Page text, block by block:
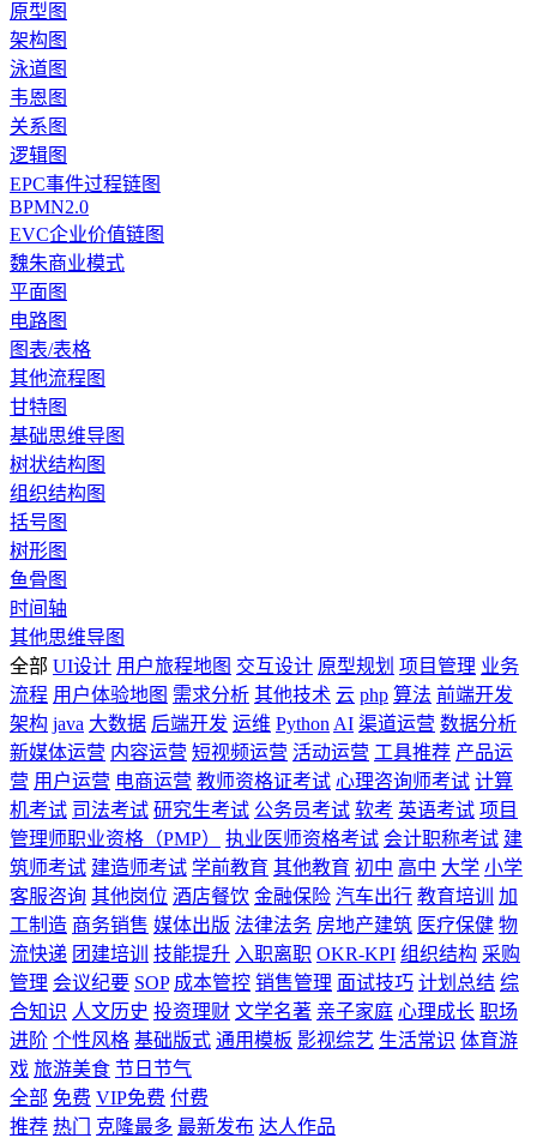
原型图
架构图
泳道图
韦恩图
关系图
逻辑图
EPC事件过程链图
BPMN2.0
EVC企业价值链图
魏朱商业模式
平面图
电路图
图表/表格
其他流程图
甘特图
基础思维导图
树状结构图
组织结构图
括号图
树形图
鱼骨图
时间轴
其他思维导图
全部 UI设计 用户旅程地图 交互设计 原型规划 项目管理 业务
流程 用户体验地图 需求分析 其他技术 云 php 算法 前端开发
架构 java 大数据 后端开发 运维 Python AI 渠道运营 数据分析
新媒体运营 内容运营 短视频运营 活动运营 工具推荐 产品运
营 用户运营 电商运营 教师资格证考试 心理咨询师考试 计算
机考试 司法考试 研究生考试 公务员考试 软考 英语考试 项目
管理师职业资格（PMP）
执业医师资格考试 会计职称考试 建
筑师考试 建造师考试 学前教育 其他教育 初中 高中 大学 小学
客服咨询 其他岗位 酒店餐饮 金融保险 汽车出行 教育培训
加
工制造 商务销售 媒体出版 法律法务 房地产建筑 医疗保健 物
流快递 团建培训 技能提升 入职离职 OKR-KPI 组织结构 采购
管理 会议纪要 SOP 成本管控 销售管理 面试技巧 计划总结 综
合知识 人文历史 投资理财 文学名著 亲子家庭 心理成长 职场
进阶 个性风格 基础版式 通用模板 影视综艺 生活常识 体育游
戏 旅游美食 节日节气
全部 免费 VIP免费 付费
推荐 热门 克隆最多 最新发布 达人作品